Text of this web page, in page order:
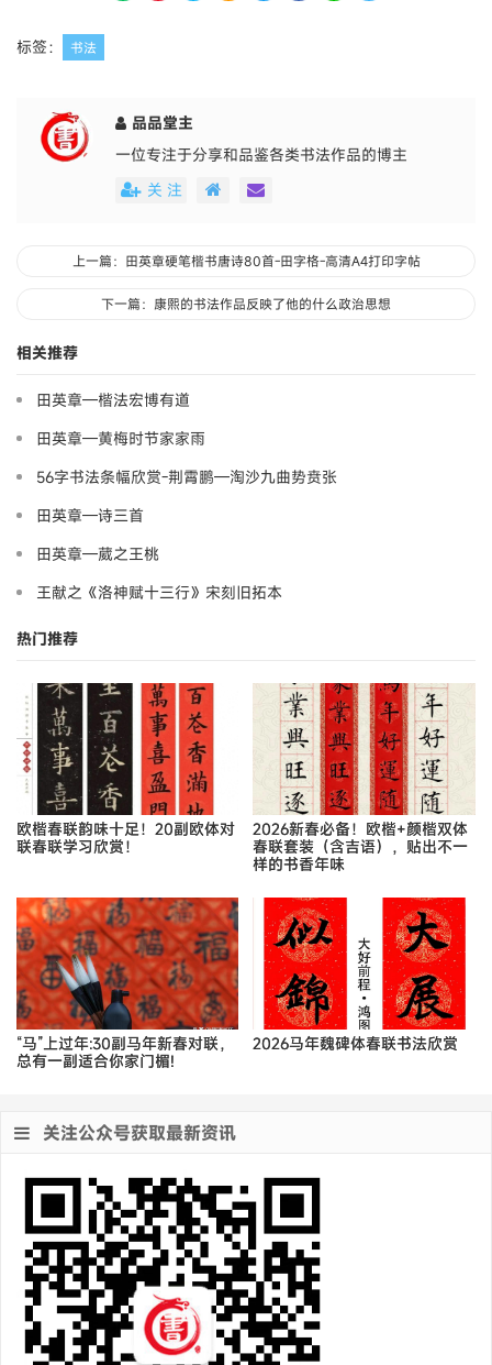
标签： 书法
品品堂主
一位专注于分享和品鉴各类书法作品的博主
关 注
上一篇：田英章硬笔楷书唐诗80首-田字格-高清A4打印字帖
下一篇：康熙的书法作品反映了他的什么政治思想
相关推荐
田英章—楷法宏博有道
田英章—黄梅时节家家雨
56字书法条幅欣赏-荆霄鹏—淘沙九曲势贲张
田英章—诗三首
田英章—葳之王桃
王献之《洛神赋十三行》宋刻旧拓本
热门推荐
欧楷春联韵味十足！20副欧体对
联春联学习欣赏！
2026新春必备！欧楷+颜楷双体
春联套装（含吉语），贴出不一
样的书香年味
“马”上过年:30副马年新春对联，
总有一副适合你家门楣!
2026马年魏碑体春联书法欣赏
关注公众号获取最新资讯